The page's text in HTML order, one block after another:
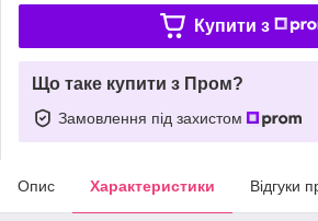
Купити з
Що таке купити з Пром?
Замовлення під захистом
Опис Характеристики Відгуки